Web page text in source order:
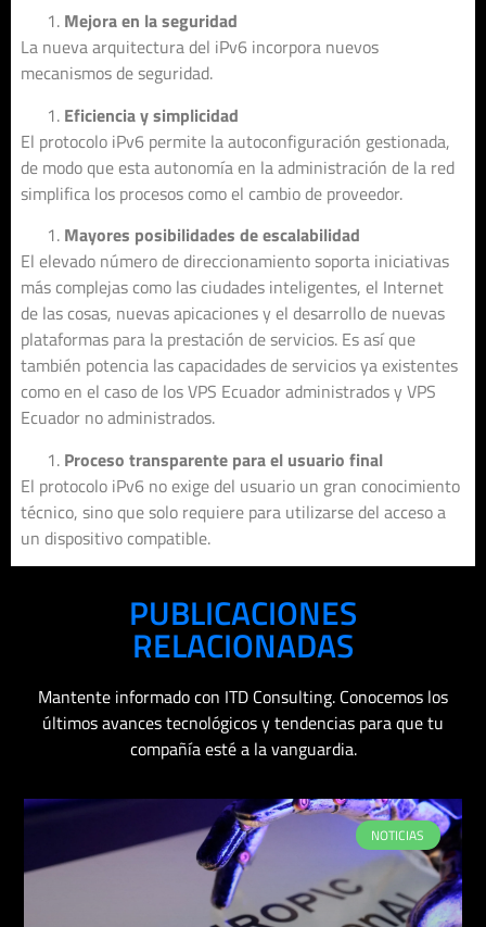
Mejora en la seguridad
La nueva arquitectura del iPv6 incorpora nuevos
mecanismos de seguridad.
Eficiencia y simplicidad
El protocolo iPv6 permite la autoconfiguración gestionada,
de modo que esta autonomía en la administración de la red
simplifica los procesos como el cambio de proveedor.
Mayores posibilidades de escalabilidad
El elevado número de direccionamiento soporta iniciativas
más complejas como las ciudades inteligentes, el Internet
de las cosas, nuevas apicaciones y el desarrollo de nuevas
plataformas para la prestación de servicios. Es así que
también potencia las capacidades de servicios ya existentes
como en el caso de los VPS Ecuador administrados y VPS
Ecuador no administrados.
Proceso transparente para el usuario final
El protocolo iPv6 no exige del usuario un gran conocimiento
técnico, sino que solo requiere para utilizarse del acceso a
un dispositivo compatible.
PUBLICACIONES
RELACIONADAS
Mantente informado con ITD Consulting. Conocemos los
últimos avances tecnológicos y tendencias para que tu
compañía esté a la vanguardia.
NOTICIAS